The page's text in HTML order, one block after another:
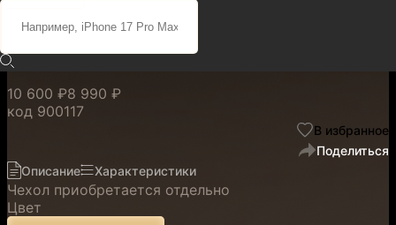
Apple CrossBody Green
для серии iPhone 17
10 600 ₽8 990 ₽
код 900117
В избранное
Поделиться
Описание
Характеристики
Чехол приобретается отдельно
Цвет